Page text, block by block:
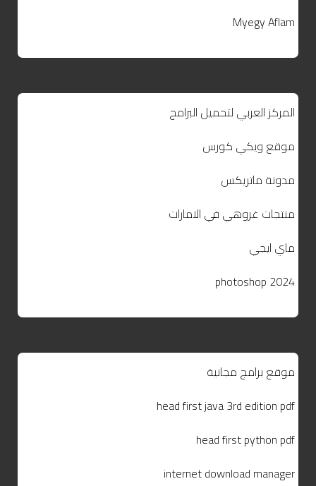
Myegy Aflam
المركز العربي لتحميل البرامج
موقع ويكي كورس
مدونة ماتريكس
منتجات غروهي في الامارات
ماي ايجي
photoshop 2024
موقع برامج مجانية
head first java 3rd edition pdf
head first python pdf
internet download manager